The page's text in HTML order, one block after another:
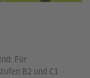
Für
B2 und C1